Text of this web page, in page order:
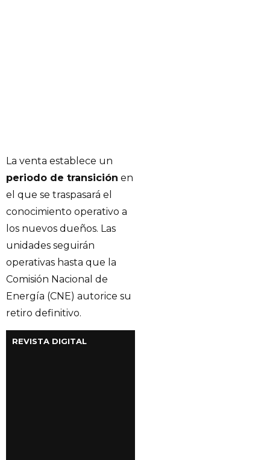
La venta establece un
periodo de transición en
el que se traspasará el
conocimiento operativo a
los nuevos dueños. Las
unidades seguirán
operativas hasta que la
Comisión Nacional de
Energía (CNE) autorice su
retiro definitivo.
REVISTA DIGITAL